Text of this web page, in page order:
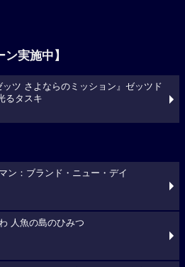
実施中】
ッツ さよならのミッション』ゼッツド
るタスキ
ン：ブランド・ニュー・デイ
人魚の島のひみつ